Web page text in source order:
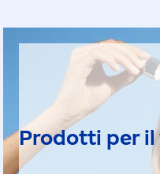
Prodotti per